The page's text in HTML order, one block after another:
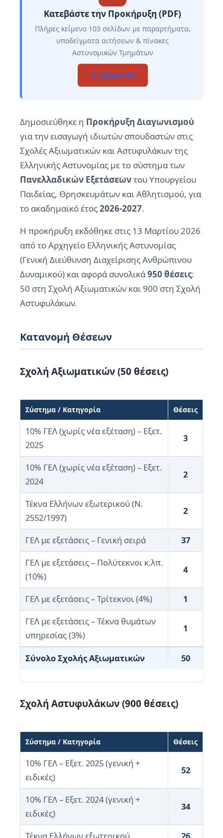
Κατεβάστε την Προκήρυξη (PDF)
Πλήρες κείμενο 103 σελίδων με παραρτήματα,
υποδείγματα αιτήσεων & πίνακες
Αστυνομικών Τμημάτων
Λήψη PDF
Δημοσιεύθηκε η Προκήρυξη Διαγωνισμού
για την εισαγωγή ιδιωτών σπουδαστών στις
Σχολές Αξιωματικών και Αστυφυλάκων της
Ελληνικής Αστυνομίας με το σύστημα των
Πανελλαδικών Εξετάσεωντου Υπουργείου
Παιδείας, Θρησκευμάτων και Αθλητισμού, για
το ακαδημαϊκό έτος2026-2027.
Η προκήρυξη εκδόθηκε στις 13 Μαρτίου 2026
από το Αρχηγείο Ελληνικής Αστυνομίας
(Γενική Διεύθυνση Διαχείρισης Ανθρώπινου
Δυναμικού) και αφορά συνολικά950 θέσεις:
50 στη Σχολή Αξιωματικών και 900 στη Σχολή
Αστυφυλάκων.
Κατανομή Θέσεων
Σχολή Αξιωματικών (50 θέσεις)
Σύστημα / Κατηγορία Θέσεις
10% ΓΕΛ (χωρίς νέα εξέταση) – Εξετ.
2025
3
10% ΓΕΛ (χωρίς νέα εξέταση) – Εξετ.
2024
2
Τέκνα Ελλήνων εξωτερικού (Ν.
2552/1997)
2
ΓΕΛ με εξετάσεις – Γενική σειρά
37
ΓΕΛ με εξετάσεις – Πολύτεκνοι κ.λπ.
(10%)
4
ΓΕΛ με εξετάσεις – Τρίτεκνοι (4%)
1
ΓΕΛ με εξετάσεις – Τέκνα θυμάτων
υπηρεσίας (3%)
1
Σύνολο Σχολής Αξιωματικών 50
Σχολή Αστυφυλάκων (900 θέσεις)
Σύστημα / Κατηγορία Θέσεις
10% ΓΕΛ – Εξετ. 2025 (γενική +
ειδικές)
52
10% ΓΕΛ – Εξετ. 2024 (γενική +
ειδικές)
34
Τέκνα Ελλήνων εξωτερικού 26